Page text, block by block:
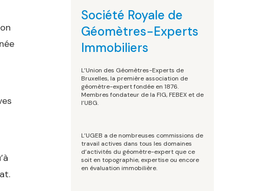
Société Royale de
Géomètres-Experts
Immobiliers
L’Union des Géomètres-Experts de
Bruxelles, la première association de
géomètre-expert fondée en 1876.
Membres fondateur de la FIG, FEBEX et de
l’UBG.
L’UGEB a de nombreuses commissions de
travail actives dans tous les domaines
d’activités du géomètre-expert que ce
soit en topographie, expertise ou encore
en évaluation immobilière.